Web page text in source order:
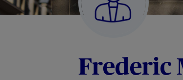
Frederic